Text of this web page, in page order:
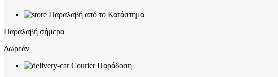
Παραλαβή από το Κατάστημα
Παραλαβή σήμερα
Δωρεάν
Courier Παράδοση